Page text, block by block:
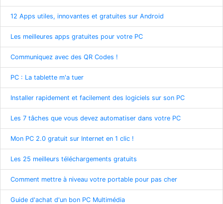
12 Apps utiles, innovantes et gratuites sur Android
Les meilleures apps gratuites pour votre PC
Communiquez avec des QR Codes !
PC : La tablette m'a tuer
Installer rapidement et facilement des logiciels sur son PC
Les 7 tâches que vous devez automatiser dans votre PC
Mon PC 2.0 gratuit sur Internet en 1 clic !
Les 25 meilleurs téléchargements gratuits
Comment mettre à niveau votre portable pour pas cher
Guide d'achat d'un bon PC Multimédia